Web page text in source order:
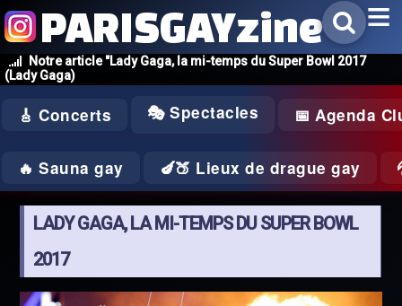
Notre article "Lady Gaga, la mi-temps du Super Bowl 2017
(Lady Gaga)
PARISGAYzine
🎸 Concerts 🎭 Spectacles 📅 Agenda
🔥 Sauna gay 🍆🍑 Lieux de drague gay
LADY GAGA, LA MI-TEMPS DU SUPER BOWL
2017